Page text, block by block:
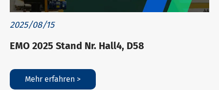
2025/08/15
EMO 2025 Stand Nr. Hall4, D58
Mehr erfahren >